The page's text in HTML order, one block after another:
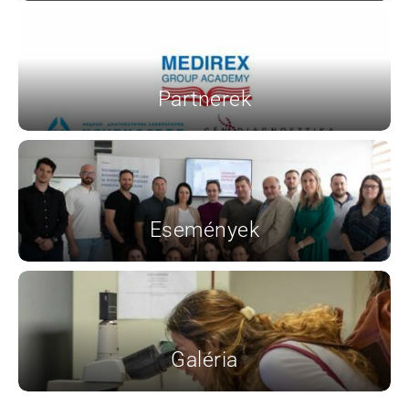
Partnerek
Események
Galéria